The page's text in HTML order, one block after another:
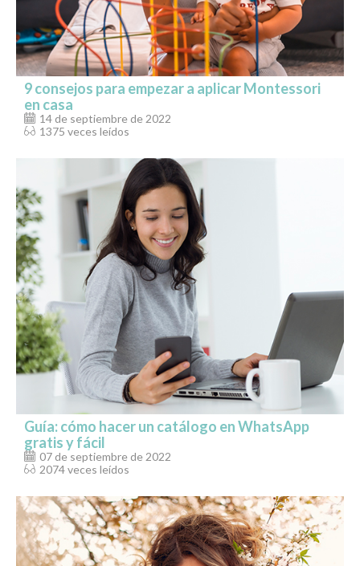
9 consejos para empezar a aplicar Montessori
en casa
14 de septiembre de 2022
1375 veces leídos
Guía: cómo hacer un catálogo en WhatsApp
gratis y fácil
07 de septiembre de 2022
2074 veces leídos